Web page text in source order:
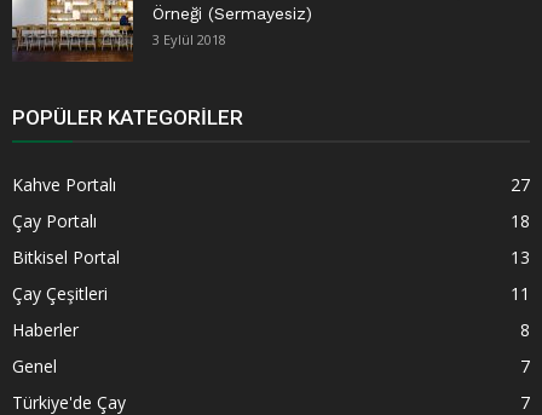
Örneği (Sermayesiz)
3 Eylül 2018
POPÜLER KATEGORILER
Kahve Portalı
27
Çay Portalı
18
Bitkisel Portal
13
Çay Çeşitleri
11
Haberler
8
Genel
7
Türkiye'de Çay
7